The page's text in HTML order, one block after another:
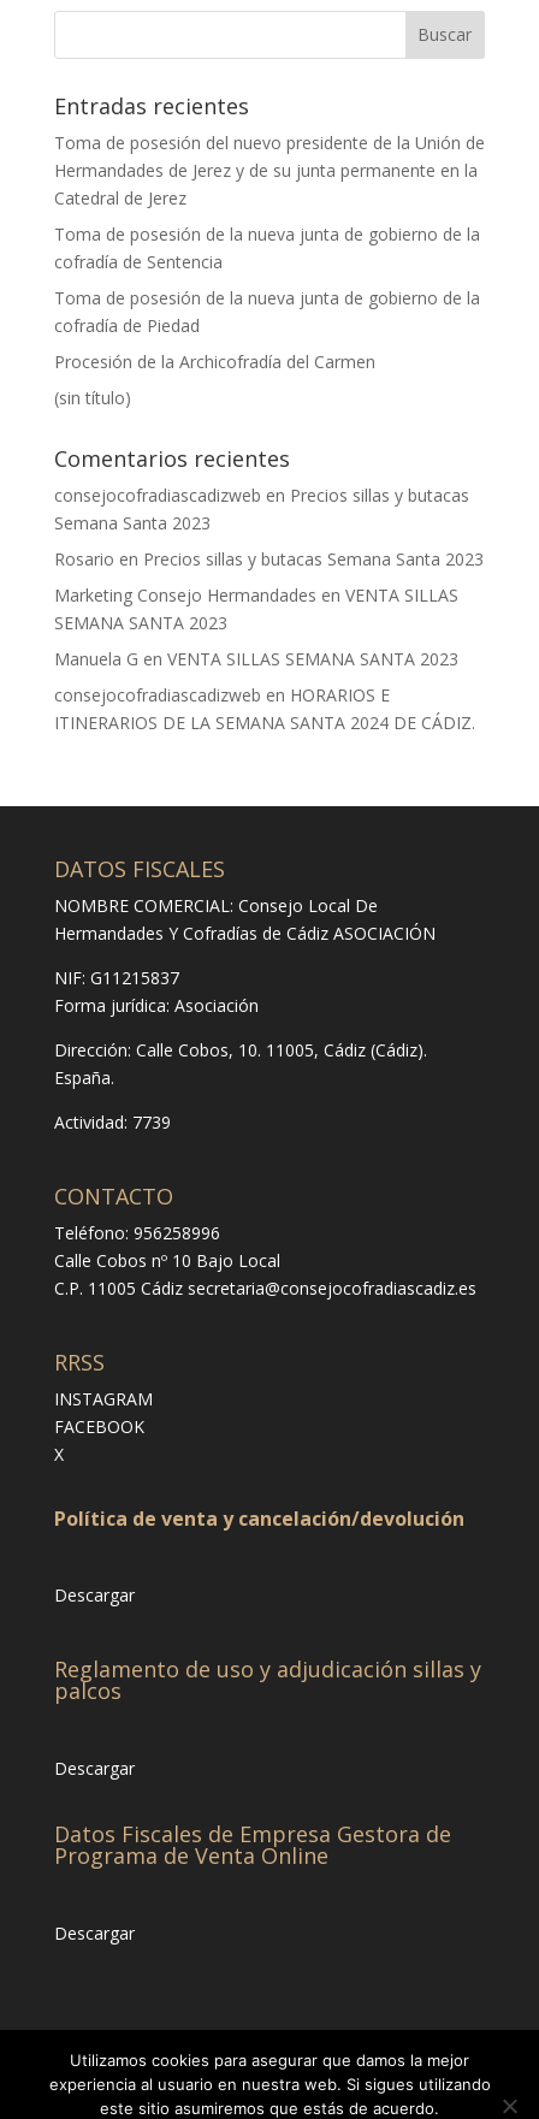
Entradas recientes
Toma de posesión del nuevo presidente de la Unión de
Hermandades de Jerez y de su junta permanente en la
Catedral de Jerez
Toma de posesión de la nueva junta de gobierno de la
cofradía de Sentencia
Toma de posesión de la nueva junta de gobierno de la
cofradía de Piedad
Procesión de la Archicofradía del Carmen
(sin título)
Comentarios recientes
consejocofradiascadizweb en Precios sillas y butacas
Semana Santa 2023
Rosario en Precios sillas y butacas Semana Santa 2023
Marketing Consejo Hermandades en VENTA SILLAS
SEMANA SANTA 2023
Manuela G en VENTA SILLAS SEMANA SANTA 2023
consejocofradiascadizweb en HORARIOS E
ITINERARIOS DE LA SEMANA SANTA 2024 DE CÁDIZ.
DATOS FISCALES
NOMBRE COMERCIAL: Consejo Local De
Hermandades Y Cofradías de Cádiz ASOCIACIÓN
NIF: G11215837
Forma jurídica: Asociación
Dirección: Calle Cobos, 10. 11005, Cádiz (Cádiz).
España.
Actividad: 7739
CONTACTO
Teléfono: 956258996
Calle Cobos nº 10 Bajo Local
C.P. 11005 Cádiz secretaria@consejocofradiascadiz.es
RRSS
INSTAGRAM
FACEBOOK
X
Política de venta y cancelación/devolución
Descargar
Reglamento de uso y adjudicación sillas y
palcos
Descargar
Datos Fiscales de Empresa Gestora de
Programa de Venta Online
Descargar
Utilizamos cookies para asegurar que damos la mejor
experiencia al usuario en nuestra web. Si sigues utilizando
este sitio asumiremos que estás de acuerdo.